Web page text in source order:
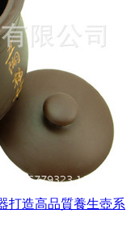
打造高品質養生壺系